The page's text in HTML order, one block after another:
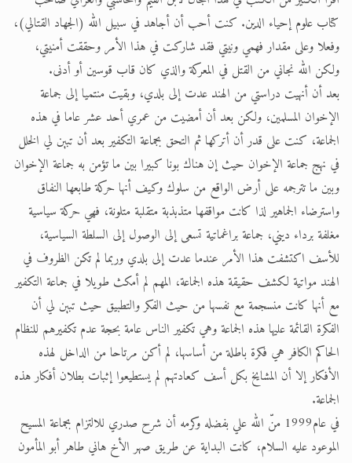
كتاب علوم إحياء الدين. كنت أحب أن أجاهد في سبيل الله (الجهاد القتالي)،
وفعلا وعلى مقدار فهمي ونيتي فقد شاركت في هذا الأمر وحققت أمنيتي،
ولكن الله نجاني من القتل في المعركة والذي كان قاب قوسين أو أدنى.
بعد أن أنهيت دراستي من الهند عدت إلى بلدي، وبقيت منتميا إلى جماعة
الإخوان المسلمين، ولكن بعد أن أمضيت من عمري أحد عشر عاما في هذه
الجماعة، كنت على قدر أن أتركها ثم التحق بجماعة التكفير بعد أن تبين لي الخلل
في نهج جماعة الإخوان حيث إن هناك بونا كبيرا بين ما تؤمن به جماعة الإخوان
وبين ما تترجمه على أرض الواقع من سلوك وكيف أنها حركة طابعها النفاق
واسترضاء الجماهير لذا كانت مواقفها متذبذبة متقلبة متلونة، فهي حركة سياسية
مغلفة برداء ديني، جماعة براغماتية تسعى إلى الوصول إلى السلطة السياسية،
للأسف اكتشفت هذا الأمر عندما عدت إلى بلدي وربما لم تكن الظروف في
الهند مواتية لكشف حقيقة هذه الجماعة، المهم لم أمكث طويلا في جماعة التكفير
مع أنها كانت منسجمة مع نفسها من حيث الفكر والتطبيق حيث تبين لي أن
الفكرة القائمة عليها هذه الجماعة وهي تكفير الناس عامة بحجة عدم تكفيرهم للنظام
الحاكم الكافر هي فكرة باطلة من أساسها، لم أكن مرتاحا من الداخل لهذه
الأفكار إلا أن المشايخ بكل أسف كعادتهم لم يستطيعوا إثبات بطلان أفكار هذه
الجماعة.
في عام1999 منّ الله علي بفضله وكرمه أن شرح صدري للالتزام بجماعة المسيح
الموعود عليه السلام، كانت البداية عن طريق صهر الأخ هاني طاهر أبو المأمون